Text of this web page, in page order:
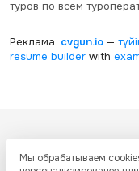
туров по всем
Реклама: cvgun.io—
resume builderwith
графическое
Мы обрабатываем